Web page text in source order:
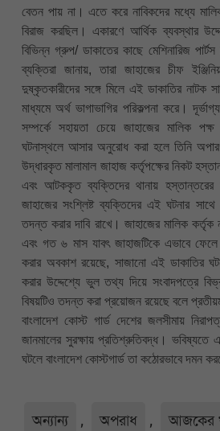
বেতন পায় না। এতে করে নাবিকদের মধ্যে
বিরাজ করছিল। একারণে আর্থিক ব্যবস্থার
বিভিন্ন গ্রুপ/ ডাকাতের কাছে মেশিনারিজ
ব্যক্তিরা জানায়, তারা জাহাজের চীফ
দুষ্কৃতকারীদের সঙ্গে মিলে এই ডাকাতির নাটক
মাধ্যমে অর্থ ভাগাভাগির পরিকল্পনা করে।
সম্পর্কে সহায়তা চেয়ে জাহাজের মালিক পক্ষ
ঘটনাস্থলে আসার অনুরোধ করা হলে তিনি
উদ্ধারকৃত মালামাল জাহাজ কর্তৃপক্ষের নিকট
এবং আটককৃত ব্যক্তিদের থানায় হস্তান্তরের
জাহাজের সংশ্লিষ্ট ব্যক্তিদের এই ঘটনার
তদন্ত করার দাবি রাখে। জাহাজের মালিক কর্তৃক
এবং গত ৬ মাস যাবৎ জাহাজটিকে এভাবে
করার অবকাশ রয়েছে, সাজানো এই ডাকাতির
করার উদ্দেশ্যে ভুল তথ্য দিয়ে সংবাদপত্রে
বিষয়টিও তদন্ত করা প্রয়োজন রয়েছে বলে
বাংলাদেশ কোস্ট গার্ড দেশের জলসীমায়
জানমালের সুরক্ষায় প্রতিশ্রুতিবদ্ধ। ভবিষ্যতে
ঘটলে বাংলাদেশ কোস্টগার্ড তা কঠোরভাবে দমন
অন্যান্য , অপরাধ , আজকের